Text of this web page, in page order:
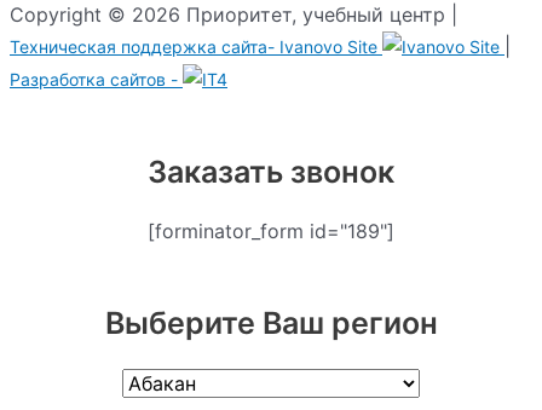
Copyright © 2026 Приоритет, учебный центр |
Техническая поддержка сайта- Ivanovo Site
Разработка сайтов -
Заказать звонок
[forminator_form id="189"]
Выберите Ваш регион